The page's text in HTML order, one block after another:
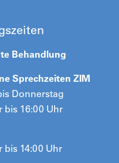
Behandlung
Sprechzeiten ZIM
Donnerstag
bis 16:00 Uhr
bis 14:00 Uhr